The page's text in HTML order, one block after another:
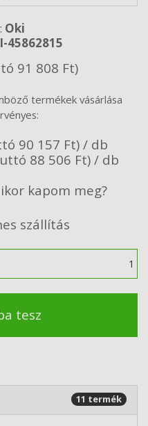
Oki
45862815
91 808 Ft)
termékek vásárlása
90 157 Ft) / db
88 506 Ft) / db
kapom meg?
szállítás
tesz
11 termék